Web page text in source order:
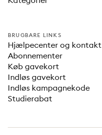
BRUGBARE LINKS
Hjælpecenter og kontakt
Abonnementer
Køb gavekort
Indløs gavekort
Indløs kampagnekode
Studierabat